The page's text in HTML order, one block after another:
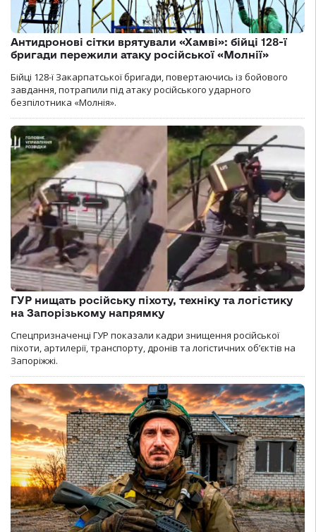
Антидронові сітки врятували «Хамві»: бійці 128-ї
бригади пережили атаку російської «Молнії»
Бійці 128-ї Закарпатської бригади, повертаючись із бойового
завдання, потрапили під атаку російського ударного
безпілотника «Молнія».
ГУР нищать російську піхоту, техніку та логістику
на Запорізькому напрямку
Спецпризначенці ГУР показали кадри знищення російської
піхоти, артилерії, транспорту, дронів та логістичних об’єктів на
Запоріжжі.